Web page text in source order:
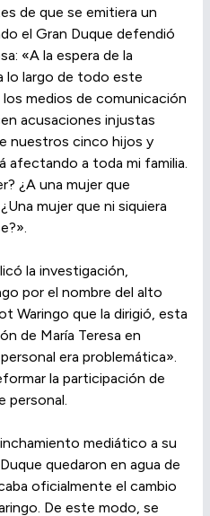
de que se emitiera un
el Gran Duque defendió
«A la espera de la
lo largo de todo este
medios de comunicación
acusaciones injustas
nuestros cinco hijos y
afectando a toda mi familia.
¿A una mujer que
mujer que ni siquiera
la investigación,
por el nombre del alto
Waringo que la dirigió, esta
de María Teresa en
era problemática».
la participación de
personal.
mediático a su
quedaron en agua de
oficialmente el cambio
De este modo, se